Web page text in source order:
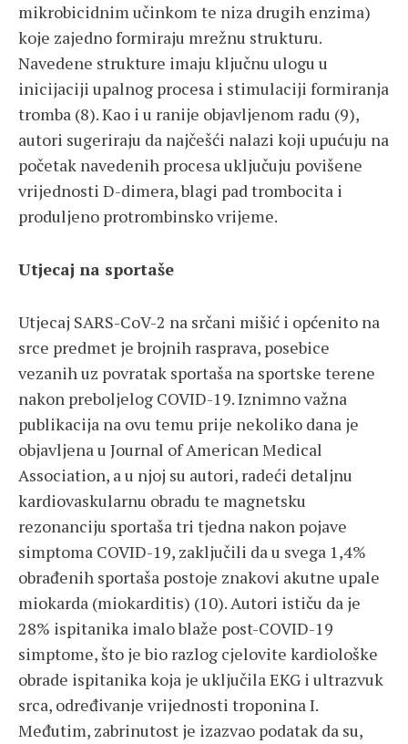
mikrobicidnim učinkom te niza drugih enzima)
koje zajedno formiraju mrežnu strukturu.
Navedene strukture imaju ključnu ulogu u
inicijaciji upalnog procesa i stimulaciji formiranja
tromba (8). Kao i u ranije objavljenom radu (9),
autori sugeriraju da najčešći nalazi koji upućuju na
početak navedenih procesa uključuju povišene
vrijednosti D-dimera, blagi pad trombocita i
produljeno protrombinsko vrijeme.
Utjecaj na sportaše
Utjecaj SARS-CoV-2 na srčani mišić i općenito na
srce predmet je brojnih rasprava, posebice
vezanih uz povratak sportaša na sportske terene
nakon preboljelog COVID-19. Iznimno važna
publikacija na ovu temu prije nekoliko dana je
objavljena u Journal of American Medical
Association, a u njoj su autori, radeći detaljnu
kardiovaskularnu obradu te magnetsku
rezonanciju sportaša tri tjedna nakon pojave
simptoma COVID-19, zaključili da u svega 1,4%
obrađenih sportaša postoje znakovi akutne upale
miokarda (miokarditis) (10). Autori ističu da je
28% ispitanika imalo blaže post-COVID-19
simptome, što je bio razlog cjelovite kardiološke
obrade ispitanika koja je uključila EKG i ultrazvuk
srca, određivanje vrijednosti troponina I.
Međutim, zabrinutost je izazvao podatak da su,